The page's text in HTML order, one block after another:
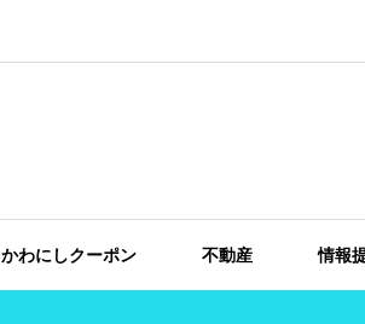
かわにしクーポン 不動産 情報